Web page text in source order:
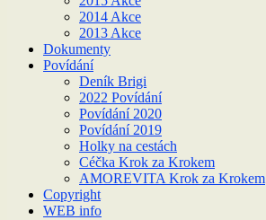
2014 Akce
2013 Akce
Dokumenty
Povídání
Deník Brigi
2022 Povídání
Povídání 2020
Povídání 2019
Holky na cestách
Céčka Krok za Krokem
AMOREVITA Krok za Krokem
Copyright
WEB info